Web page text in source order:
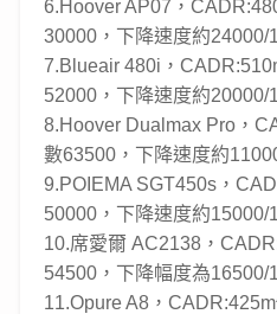
6.Hoover AP07，
30000，下降速度約24000/
7.Blueair 480i，
52000，下降速度約20000/
8.Hoover Dualmax Pro，
數63500，下降速度約
9.POIEMA SGT450s，
50000，下降速度約15000/
10.席愛爾 AC2138，
54500，下降幅度為16500/
11.Opure A8，